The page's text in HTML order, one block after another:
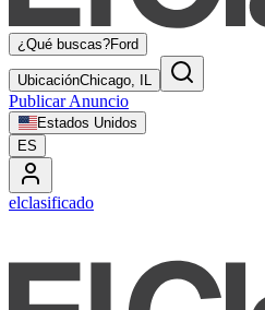
¿Qué buscas?Ford
UbicaciónChicago, IL
Publicar Anuncio
Estados Unidos
ES
elclasificado